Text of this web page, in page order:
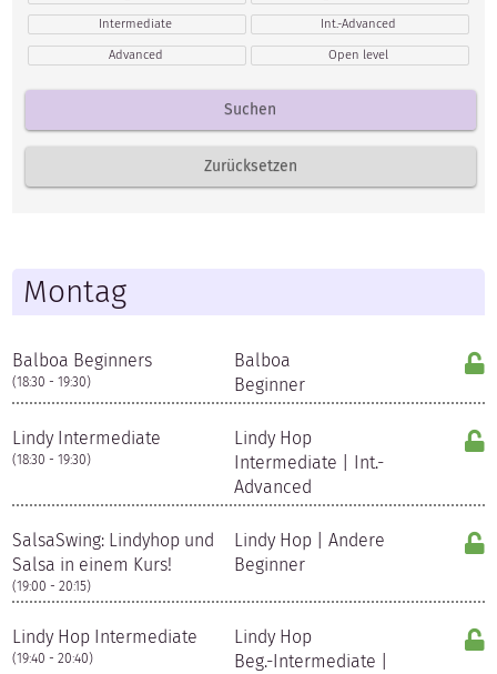
Intermediate Int.-Advanced
Advanced Open level
Montag
Balboa Beginners
(18:30 - 19:30)
Balboa
Beginner
Lindy Intermediate
(18:30 - 19:30)
Lindy Hop
Intermediate | Int.-
Advanced
SalsaSwing: Lindyhop und
Salsa in einem Kurs!
(19:00 - 20:15)
Lindy Hop | Andere
Beginner
Lindy Hop Intermediate
(19:40 - 20:40)
Lindy Hop
Beg.-Intermediate |